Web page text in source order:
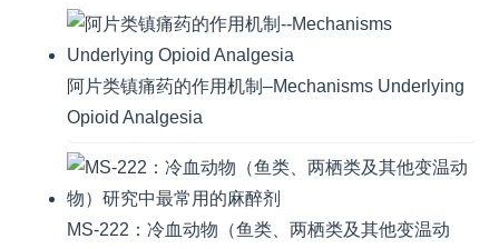
阿片类镇痛药的作用机制–Mechanisms Underlying
Opioid Analgesia
MS-222：冷血动物（鱼类、两栖类及其他变温动